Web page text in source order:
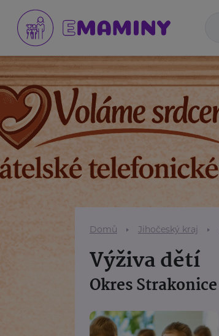
Domů Jihočeský kraj
Výživa dětí
Okres Strakonice